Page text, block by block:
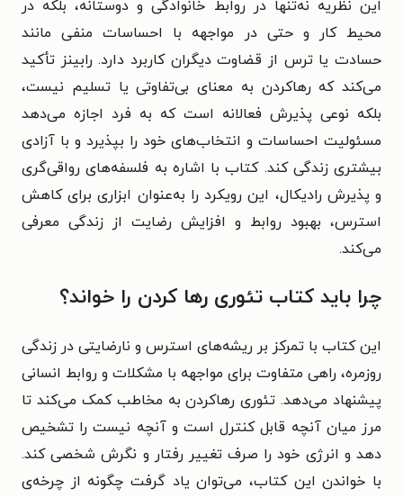
این نظریه نه‌تنها در روابط خانوادگی و دوستانه، بلکه در
محیط کار و حتی در مواجهه با احساسات منفی مانند
حسادت یا ترس از قضاوت دیگران کاربرد دارد. رابینز تأکید
می‌کند که رهاکردن به معنای بی‌تفاوتی یا تسلیم نیست،
بلکه نوعی پذیرش فعالانه است که به فرد اجازه می‌دهد
مسئولیت احساسات و انتخاب‌های خود را بپذیرد و با آزادی
بیشتری زندگی کند. کتاب با اشاره به فلسفه‌های رواقی‌گری
و پذیرش رادیکال، این رویکرد را به‌عنوان ابزاری برای کاهش
استرس، بهبود روابط و افزایش رضایت از زندگی معرفی
می‌کند.
چرا باید کتاب تئوری رها کردن را خواند؟
این کتاب با تمرکز بر ریشه‌های استرس و نارضایتی در زندگی
روزمره، راهی متفاوت برای مواجهه با مشکلات و روابط انسانی
پیشنهاد می‌دهد. تئوری رهاکردن به مخاطب کمک می‌کند تا
مرز میان آنچه قابل کنترل است و آنچه نیست را تشخیص
دهد و انرژی خود را صرف تغییر رفتار و نگرش شخصی کند.
با خواندن این کتاب، می‌توان یاد گرفت چگونه از چرخه‌ی